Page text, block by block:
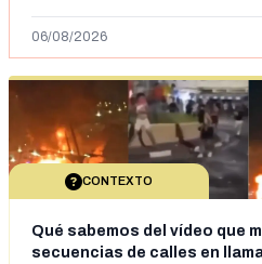
06/08/2026
CONTEXTO
Qué sabemos del vídeo que
secuencias de calles en